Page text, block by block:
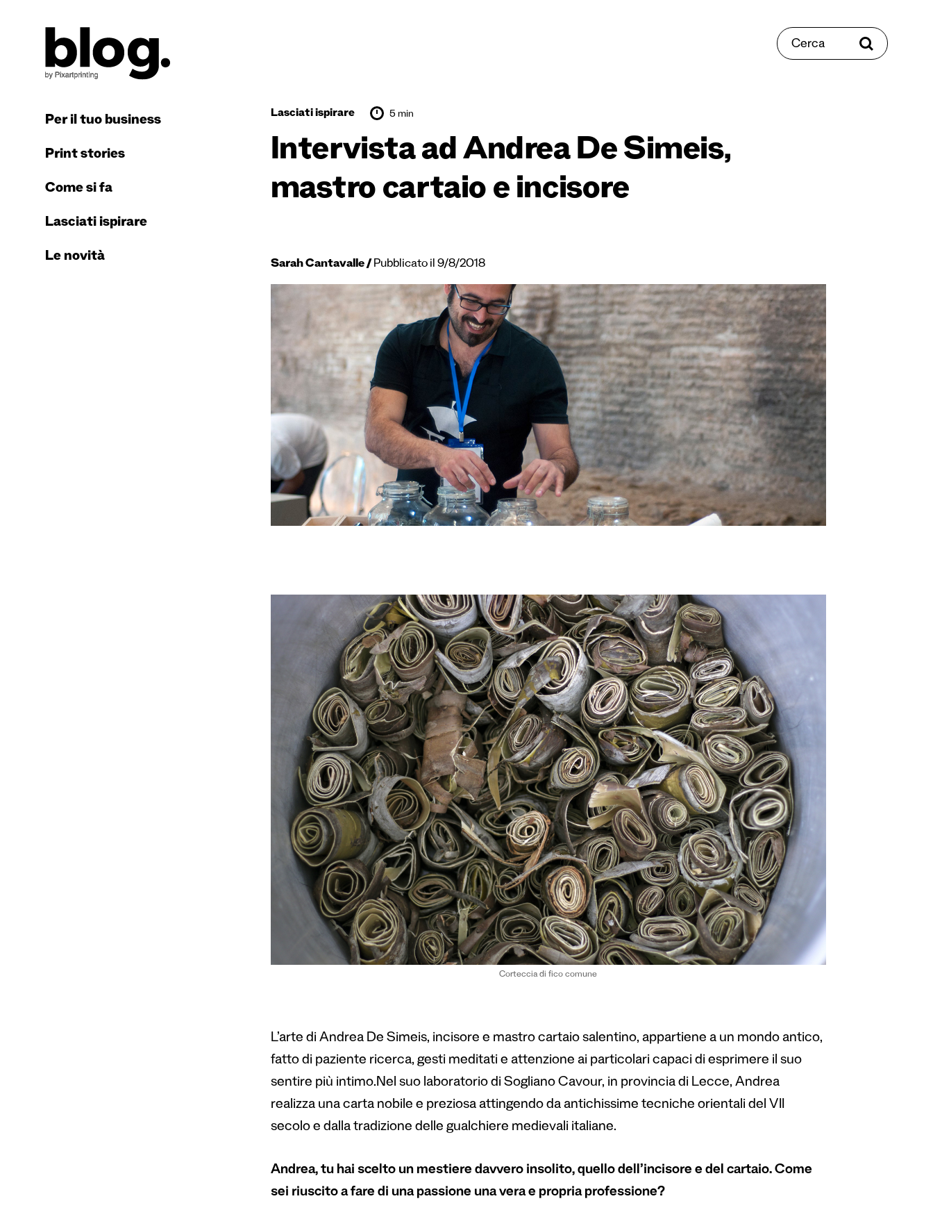
Per il tuo business
Print stories
Come si fa
Lasciati ispirare
Le novità
Cerca
Lasciati ispirare 5 min
Intervista ad Andrea De Simeis,
mastro cartaio e incisore
Sarah Cantavalle Pubblicato il 9/8/2018
Corteccia di fico comune
L’arte di Andrea De Simeis, incisore e mastro cartaio salentino, appartiene a un mondo antico,
fatto di paziente ricerca, gesti meditati e attenzione ai particolari capaci di esprimere il suo
sentire più intimo.Nel suo laboratorio di Sogliano Cavour, in provincia di Lecce, Andrea
realizza una carta nobile e preziosa attingendo da antichissime tecniche orientali del VII
secolo e dalla tradizione delle gualchiere medievali italiane.
Andrea, tu hai scelto un mestiere davvero insolito, quello dell’incisore e del cartaio. Come
sei riuscito a fare di una passione una vera e propria professione?